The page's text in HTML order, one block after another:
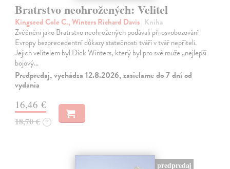
Bratrstvo neohrožených: Velitel
Kingseed Cole C., Winters Richard Davis| Kniha
Zvěčněni jako Bratrstvo neohrožených podávali při osvobozování
Evropy bezprecedentní důkazy statečnosti tváří v tvář nepříteli.
Jejich velitelem byl Dick Winters, který byl pro své muže „nejlepší
bojový…
Predpredaj, vychádza 12.8.2026, zasielame do 7 dní od
vydania
16,46 €
18,70 € ?
predpredaj